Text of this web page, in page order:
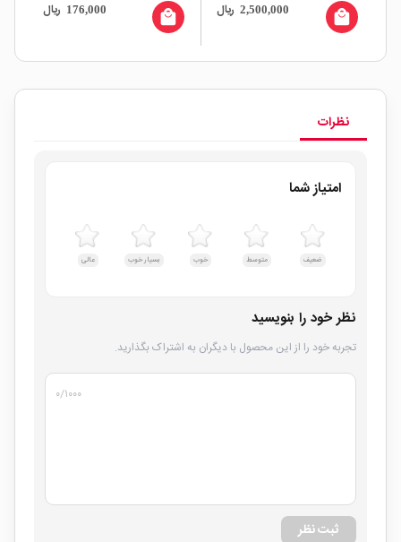
2,500,000 ریال local_mall
Claw Plume Head
176,000 ریال local_mall
نظرات
امتیاز شما
ضعیف متوسط خوب بسیار خوب عالی
نظر خود را بنویسید
تجربه خود را از این محصول با دیگران به اشتراک بگذارید.
۰/۱۰۰۰
ثبت نظر